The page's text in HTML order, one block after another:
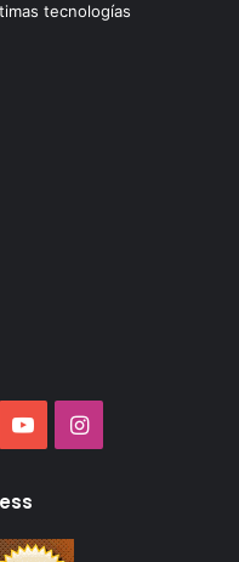
tecnologías
YouTubeInstagram